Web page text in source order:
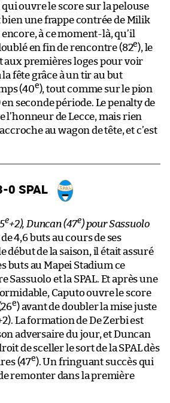
ouvre le score sur la pelouse
bien une frappe contrée de Milik
encore, à ce moment-là, qu’il
en fin de rencontre (82e), le
aux premières loges pour voir
fête grâce à un tir au but
(40e), tout comme sur le pion
en seconde période. Le penalty de
l’honneur de Lecce, mais rien
au wagon de tête, et c’est
0 SPAL
e+2), Duncan (47e) pour Sassuolo
4,6 buts au cours de ses
début de la saison, il était assuré
buts au Mapei Stadium ce
Sassuolo et la SPAL. Et après une
Caputo ouvre le score
e) avant de doubler la mise juste
La formation de De Zerbi est
adversaire du jour, et Duncan
de sceller le sort de la SPAL dès
(47e). Un fringuant succès qui
remonter dans la première